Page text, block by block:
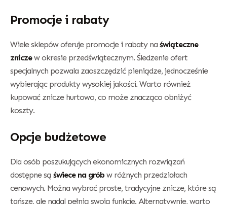
Promocje i rabaty
Wiele sklepów oferuje promocje i rabaty na świąteczne
zniczew okresie przedświątecznym. Śledzenie ofert
specjalnych pozwala zaoszczędzić pieniądze, jednocześnie
wybierając produkty wysokiej jakości. Warto również
kupować znicze hurtowo, co może znacząco obniżyć
koszty.
Opcje budżetowe
Dla osób poszukujących ekonomicznych rozwiązań
dostępne są świece na grób w różnych przedziałach
cenowych. Można wybrać proste, tradycyjne znicze, które są
tańsze, ale nadal pełnią swoją funkcję. Alternatywnie, warto